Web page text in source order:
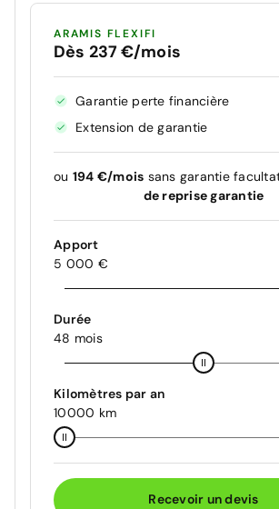
ARAMIS FLEXIFI
Dès 237 €/mois
Garantie perte financière
Extension de garantie
ou 194 €/mois sans garantie
de reprise garantie
Apport
5 000 €
Durée
48 mois
Kilomètres par an
10000 km
Recevoir un devis